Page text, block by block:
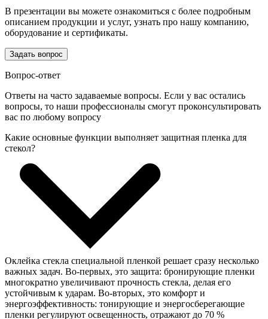
В презентации вы можете ознакомиться с более подробным
описанием продукции и услуг, узнать про нашу компанию,
оборудование и сертификаты.
Задать вопрос
Вопрос-ответ
Ответы на часто задаваемые вопросы. Если у вас остались
вопросы, то наши профессионалы смогут проконсультировать
вас по любому вопросу
Какие основные функции выполняет защитная пленка для
стекол?
Оклейка стекла специальной пленкой решает сразу несколько
важных задач. Во-первых, это защита: бронирующие пленки
многократно увеличивают прочность стекла, делая его
устойчивым к ударам. Во-вторых, это комфорт и
энергоэффективность: тонирующие и энергосберегающие
пленки регулируют освещенность, отражают до 70 %